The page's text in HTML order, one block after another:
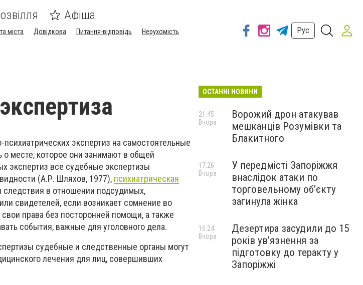
Афіша
міста Довідкова Питання-відповідь
Нерухомість
Рус
экспертиз на самостоятельные
о месте, которое они занимают в общей
экспертиз все судебные экспертизы
(А.Р. Шляхов, 1977), психиатрическая
следствия в отношении подсудимых,
свидетелей, если возникает сомнение во
права без посторонней помощи, а также
события, важные для уголовного дела.
судебные и следственные органы могут
лечения для лиц, совершивших
ОСТАННІ НОВИНИ
Ворожий дрон атакував
мешканців Розумівки та
Блакитного
21:45
Вчора
У передмісті Запоріжжя
внаслідок атаки по
торговельному обʼєкту
загинула жінка
17:26
Вчора
Дезертира засудили до 15
років увʼязнення за
підготовку до теракту у
Запоріжжі
16:24
Вчора